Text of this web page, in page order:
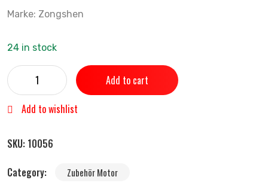
Marke: Zongshen
24 in stock
Add to cart
Add to wishlist
SKU: 10056
Category:
Zubehör Motor